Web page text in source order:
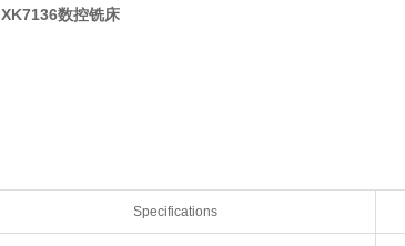
XK7136数控铣床
Specifications